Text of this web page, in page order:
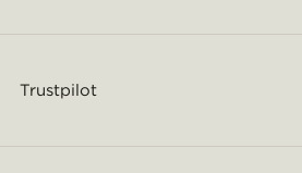
Trustpilot